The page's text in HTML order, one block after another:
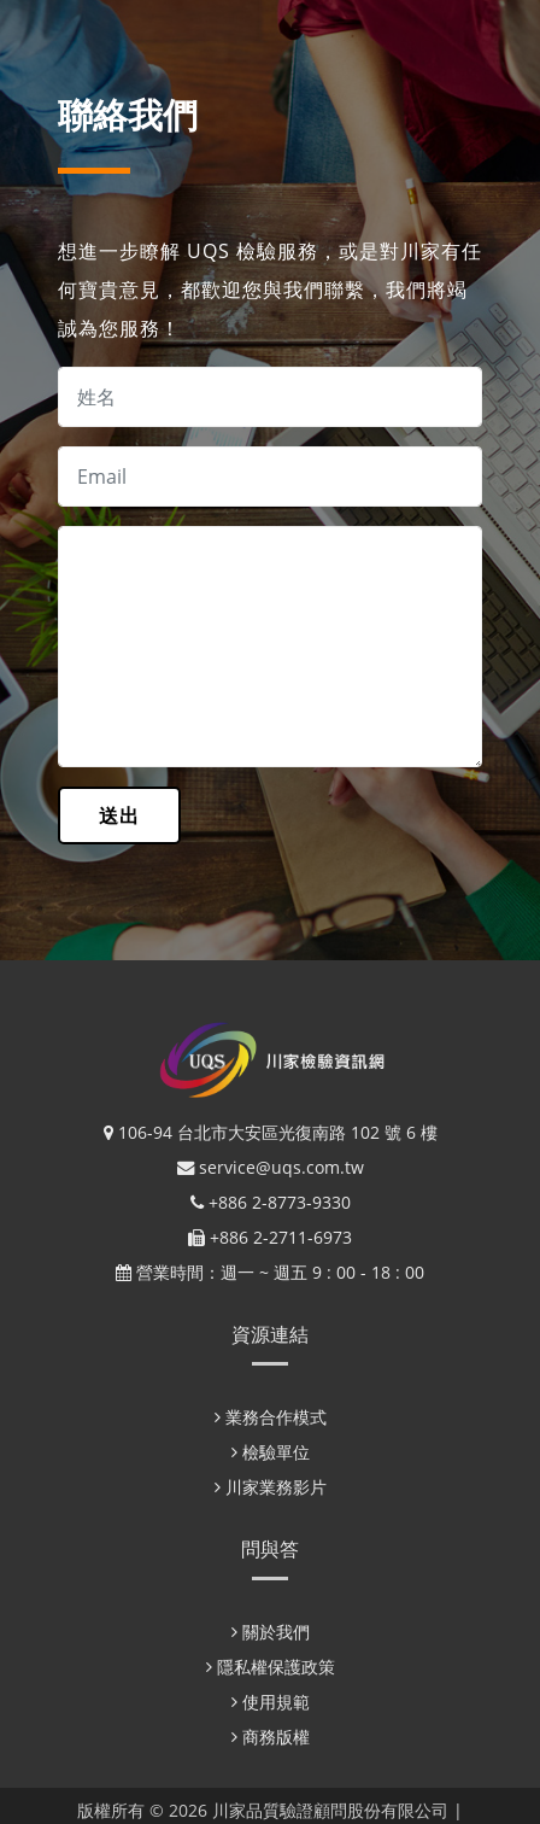
聯絡我們
想進一步瞭解 UQS 檢驗服務，或是對川家有任
何寶貴意見，都歡迎您與我們聯繫，我們將竭
誠為您服務！
送出
106-94 台北市大安區光復南路 102 號 6 樓
service@uqs.com.tw
+886 2-8773-9330
+886 2-2711-6973
營業時間：週一 ~ 週五 9 : 00 - 18 : 00
資源連結
業務合作模式
檢驗單位
川家業務影片
問與答
關於我們
隱私權保護政策
使用規範
商務版權
版權所有 © 2026 川家品質驗證顧問股份有限公司 |